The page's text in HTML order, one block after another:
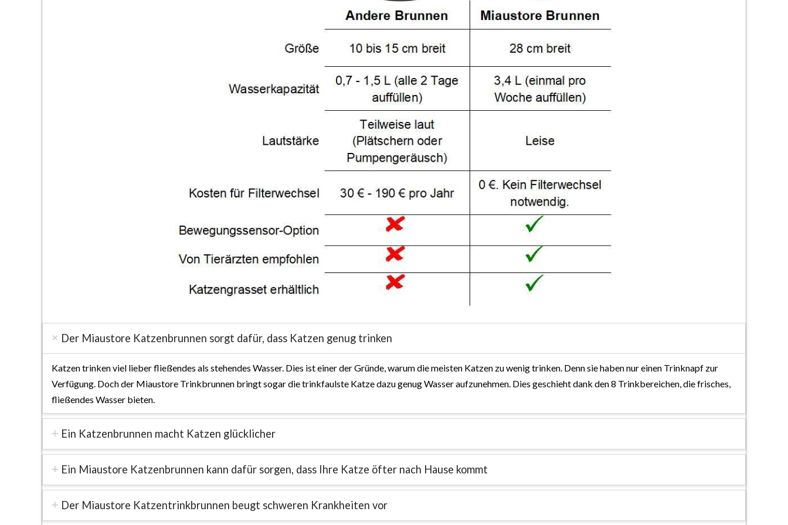
Der Miaustore Katzenbrunnen sorgt dafür, dass Katzen genug trinken
Katzen trinken viel lieber fließendes als stehendes Wasser. Dies ist einer der Gründe, warum die meisten Katzen zu wenig trinken. Denn sie haben nur einen Trinknapf zur
Verfügung. Doch der Miaustore Trinkbrunnen bringt sogar die trinkfaulste Katze dazu genug Wasser aufzunehmen. Dies geschieht dank den 8 Trinkbereichen, die frisches,
fließendes Wasser bieten.
Ein Katzenbrunnen macht Katzen glücklicher
Ein Miaustore Katzenbrunnen kann dafür sorgen, dass Ihre Katze öfter nach Hause kommt
Der Miaustore Katzentrinkbrunnen beugt schweren Krankheiten vor